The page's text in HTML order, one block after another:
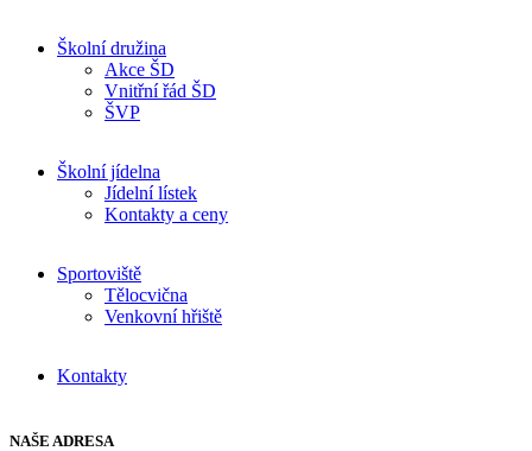
Školní družina
Akce ŠD
Vnitřní řád ŠD
ŠVP
Školní jídelna
Jídelní lístek
Kontakty a ceny
Sportoviště
Tělocvična
Venkovní hřiště
Kontakty
NAŠE ADRESA